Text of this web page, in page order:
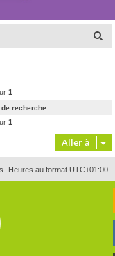
c
h
e
1
recherche.
1
Aller à
Heures au format UTC+01:00